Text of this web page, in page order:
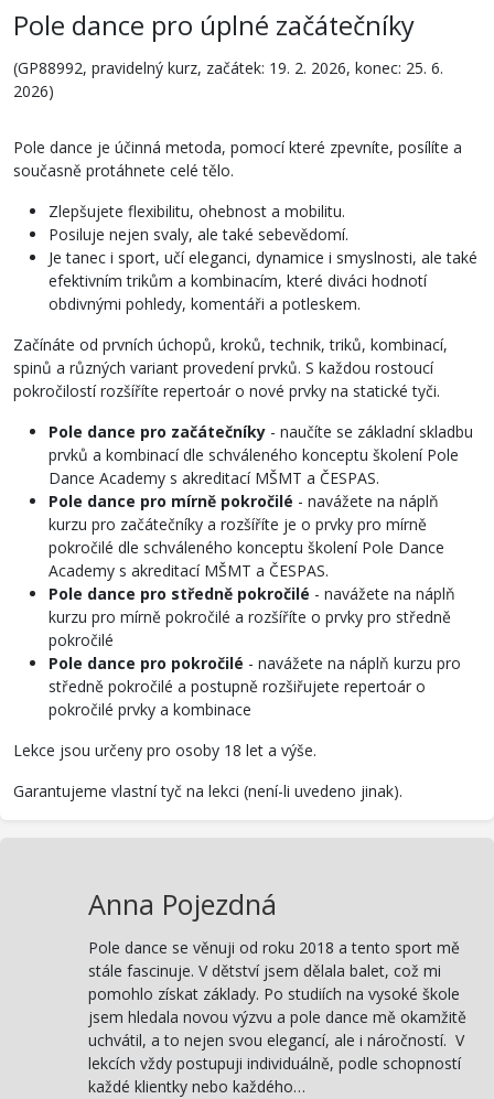
Pole dance pro úplné začátečníky
(GP88992, pravidelný kurz, začátek: 19. 2. 2026, konec: 25. 6.
2026)
Pole dance je účinná metoda, pomocí které zpevníte, posílíte a
současně protáhnete celé tělo.
Zlepšujete flexibilitu, ohebnost a mobilitu.
Posiluje nejen svaly, ale také sebevědomí.
Je tanec i sport, učí eleganci, dynamice i smyslnosti, ale také
efektivním trikům a kombinacím, které diváci hodnotí
obdivnými pohledy, komentáři a potleskem.
Začínáte od prvních úchopů, kroků, technik, triků, kombinací,
spinů a různých variant provedení prvků. S každou rostoucí
pokročilostí rozšíříte repertoár o nové prvky na statické tyči.
Pole dance pro začátečníky - naučíte se základní skladbu
prvků a kombinací dle schváleného konceptu školení Pole
Dance Academy s akreditací MŠMT a ČESPAS.
Pole dance pro mírně pokročilé - navážete na náplň
kurzu pro začátečníky a rozšíříte je o prvky pro mírně
pokročilé dle schváleného konceptu školení Pole Dance
Academy s akreditací MŠMT a ČESPAS.
Pole dance pro středně pokročilé - navážete na náplň
kurzu pro mírně pokročilé a rozšíříte o prvky pro středně
pokročilé
Pole dance pro pokročilé - navážete na náplň kurzu pro
středně pokročilé a postupně rozšiřujete repertoár o
pokročilé prvky a kombinace
Lekce jsou určeny pro osoby 18 let a výše.
Garantujeme vlastní tyč na lekci (není-li uvedeno jinak).
Anna Pojezdná
Pole dance se věnuji od roku 2018 a tento sport mě
stále fascinuje. V dětství jsem dělala balet, což mi
pomohlo získat základy. Po studiích na vysoké škole
jsem hledala novou výzvu a pole dance mě okamžitě
uchvátil, a to nejen svou elegancí, ale i náročností. V
lekcích vždy postupuji individuálně, podle schopností
každé klientky nebo každého…